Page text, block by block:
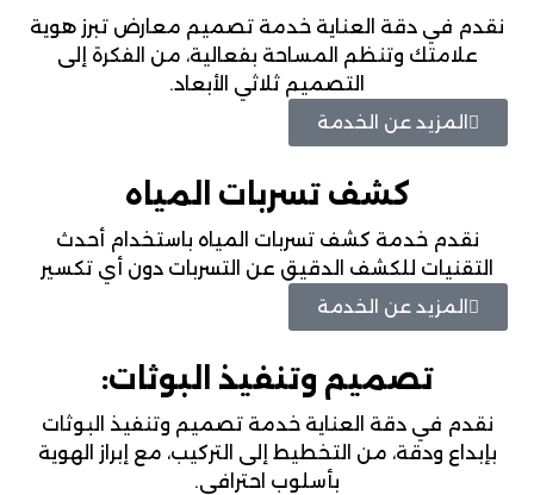
نقدم في دقة العناية خدمة تصميم معارض تبرز هوية
علامتك وتنظم المساحة بفعالية، من الفكرة إلى
التصميم ثلاثي الأبعاد.
المزيد عن الخدمة
كشف تسربات المياه
نقدم خدمة كشف تسربات المياه باستخدام أحدث
التقنيات للكشف الدقيق عن التسربات دون أي تكسير
المزيد عن الخدمة
تصميم وتنفيذ البوثات:
نقدم في دقة العناية خدمة تصميم وتنفيذ البوثات
بإبداع ودقة، من التخطيط إلى التركيب، مع إبراز الهوية
بأسلوب احترافي.